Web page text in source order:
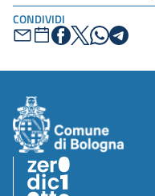
CONDIVIDI